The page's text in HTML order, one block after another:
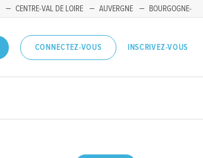
CENTRE-VAL DE LOIRE AUVERGNE
BOURGOGNE-
CONNECTEZ-VOUS INSCRIVEZ-VOUS